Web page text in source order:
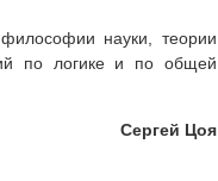
науки, теории
по логике и по общей
Сергей Цоя